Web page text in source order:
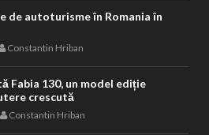
de autoturisme în Romania în
Constantin Hriban
Fabia 130, un model ediție
crescută
Constantin Hriban